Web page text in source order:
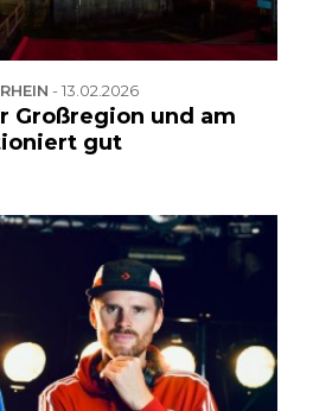
-13.02.2026
Großregion und am
gut